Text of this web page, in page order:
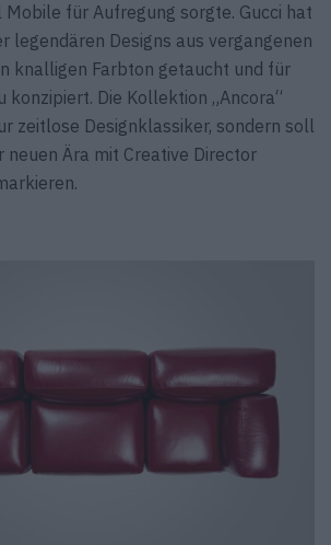
Mobile für Aufregung sorgte. Gucci hat
legendären Designs aus vergangenen
knalligen Farbton getaucht und für
konzipiert. Die Kollektion „Ancora“
zeitlose Designklassiker, sondern soll
neuen Ära mit Creative Director